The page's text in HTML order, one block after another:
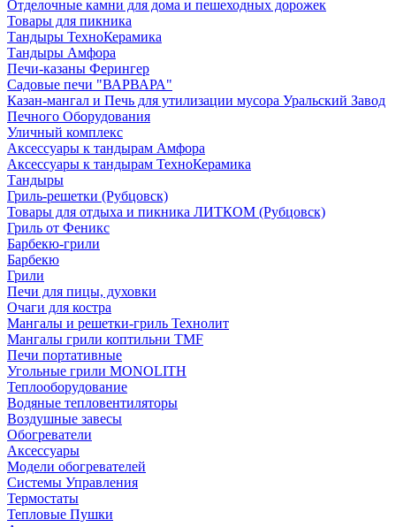
Отделочные камни для дома и пешеходных дорожек
Товары для пикника
Тандыры ТехноКерамика
Тандыры Амфора
Печи-казаны Ферингер
Садовые печи "ВАРВАРА"
Казан-мангал и Печь для утилизации мусора Уральский Завод
Печного Оборудования
Уличный комплекс
Аксессуары к тандырам Амфора
Аксессуары к тандырам ТехноКерамика
Тандыры
Гриль-решетки (Рубцовск)
Товары для отдыха и пикника ЛИТКОМ (Рубцовск)
Гриль от Феникс
Барбекю-грили
Барбекю
Грили
Печи для пицы, духовки
Очаги для костра
Мангалы и решетки-гриль Технолит
Мангалы грили коптильни TMF
Печи портативные
Угольные грили MONOLITH
Теплооборудование
Водяные тепловентиляторы
Воздушные завесы
Обогреватели
Аксессуары
Модели обогревателей
Системы Управления
Термостаты
Тепловые Пушки